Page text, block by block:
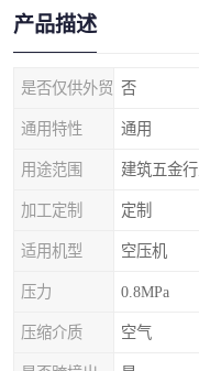
产品描述
是否仅供外贸 否
通用特性 通用
用途范围 建筑五金
加工定制 定制
适用机型 空压机
压力 0.8MPa
压缩介质 空气